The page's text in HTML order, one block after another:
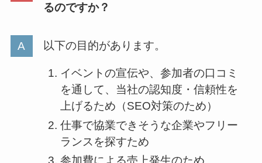
るのですか？
以下の目的があります。
イベントの宣伝や、参加者の口コミ
を通して、当社の認知度・信頼性を
上げるため（SEO対策のため）
仕事で協業できそうな企業やフリー
ランスを探すため